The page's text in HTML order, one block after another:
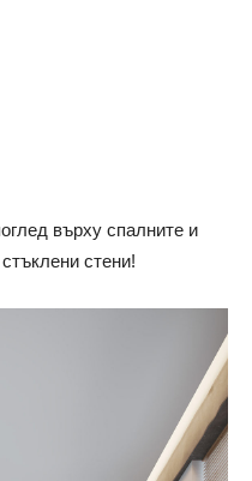
върху спалните и
стени!